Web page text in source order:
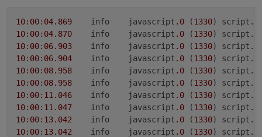
10: 00: 04.869
	info	javascript
.0 (1330) script.
10: 00: 04.870
	info	javascript
.0 (1330) script.
10: 00: 06.903
	info	javascript
.0 (1330) script.
10: 00: 06.904
	info	javascript
.0 (1330) script.
10: 00: 08.958
	info	javascript
.0 (1330) script.
10: 00: 08.958
	info	javascript
.0 (1330) script.
10: 00: 11.046
	info	javascript
.0 (1330) script.
10: 00: 11.047
	info	javascript
.0 (1330) script.
10: 00: 13.042
	info	javascript
.0 (1330) script.
10: 00: 13.042
	info	javascript
.0 (1330) script.